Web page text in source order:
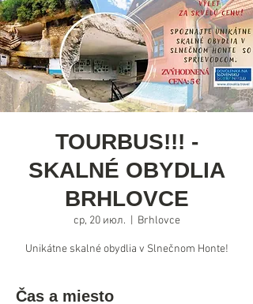
TOURBUS!!! -
SKALNÉ OBYDLIA
BRHLOVCE
ср, 20 июл. Brhlovce
Čas a miesto